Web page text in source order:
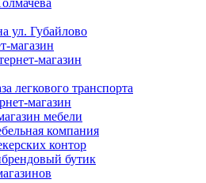
ул. Губайлово
магазин
магазин
легкового транспорта
магазин
мебели
компания
контор
бутик